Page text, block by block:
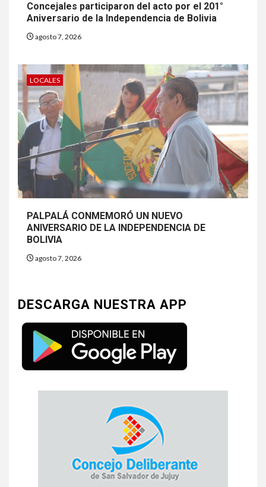
Concejales participaron del acto por el 201°
Aniversario de la Independencia de Bolivia
agosto 7, 2026
LOCALES
PALPALÁ CONMEMORÓ UN NUEVO
ANIVERSARIO DE LA INDEPENDENCIA DE
BOLIVIA
agosto 7, 2026
DESCARGA NUESTRA APP